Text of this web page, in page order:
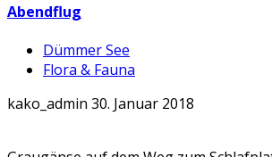
Abendflug
Dümmer See
Flora & Fauna
kako_admin 30. Januar 2018